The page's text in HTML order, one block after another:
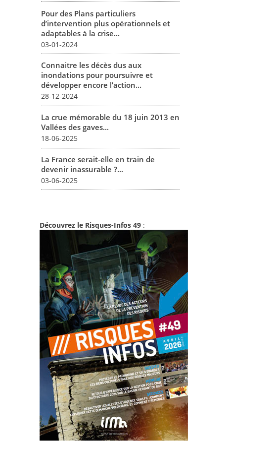
Pour des Plans particuliers
d’intervention plus opérationnels et
adaptables à la crise...
03-01-2024
Connaitre les décès dus aux
inondations pour poursuivre et
développer encore l’action...
28-12-2024
La crue mémorable du 18 juin 2013 en
Vallées des gaves...
18-06-2025
La France serait-elle en train de
devenir inassurable ?...
03-06-2025
Découvrez le Risques-Infos 49 :